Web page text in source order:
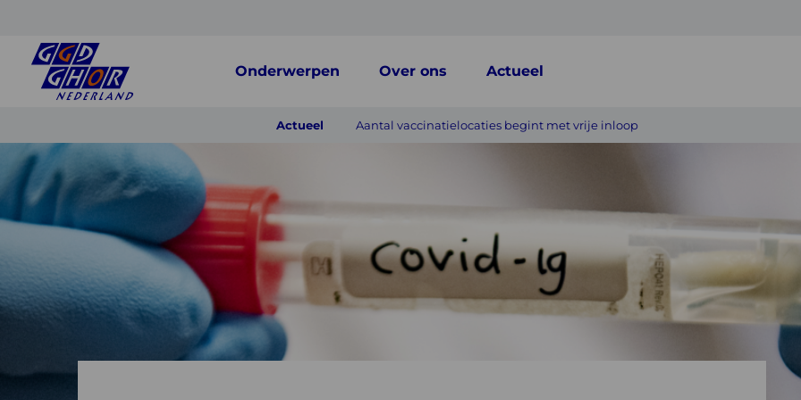
Onderwerpen Over ons Actueel
Actueel Aantal vaccinatielocaties begint met vrije inloop
Aantal
vaccinatielocaties
begint